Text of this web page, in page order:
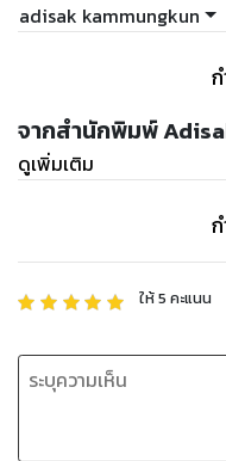
adisak kammungkun
จากสำนักพิมพ์
ดูเพิ่มเติม
ให้5 คะแนน